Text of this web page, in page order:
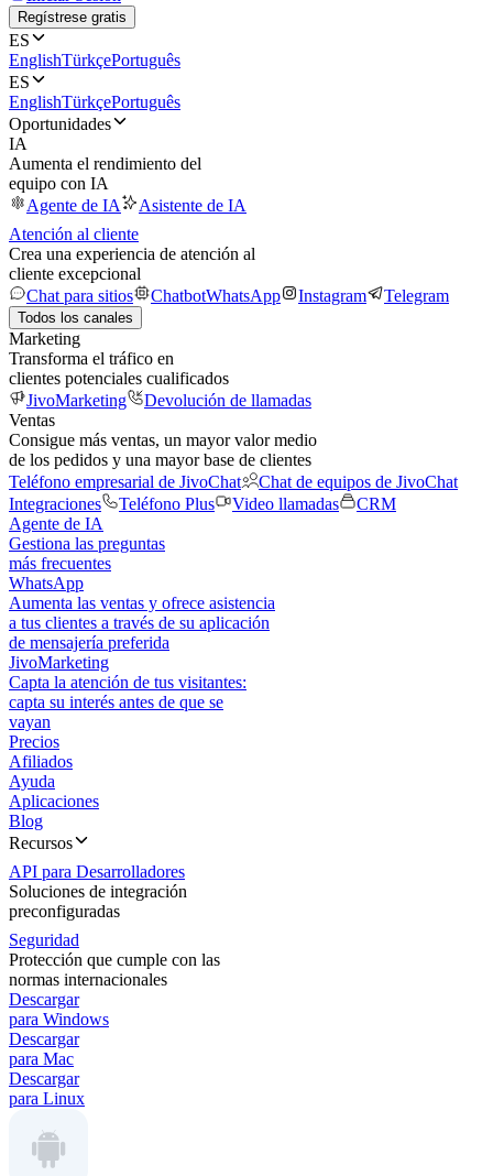
Regístrese gratis
ES
EnglishTürkçePortuguês
ES
EnglishTürkçePortuguês
Oportunidades
IA
Aumenta el rendimiento del
equipo con IA
Agente de IA
Asistente de IA
Atención al cliente
Crea una experiencia de atención al
cliente excepcional
Chat para sitios
ChatbotWhatsApp Instagram Telegram
Todos los canales
Marketing
Transforma el tráfico en
clientes potenciales cualificados
JivoMarketing
Devolución de llamadas
Ventas
Consigue más ventas, un mayor valor medio
de los pedidos y una mayor base de clientes
Teléfono empresarial de JivoChat
Chat de equipos de JivoChat
Integraciones
Teléfono Plus Video llamadas
CRM
Agente de IA
Gestiona las preguntas
más frecuentes
WhatsApp
Aumenta las ventas y ofrece asistencia
a tus clientes a través de su aplicación
de mensajería preferida
JivoMarketing
Capta la atención de tus visitantes:
capta su interés antes de que se
vayan
Precios
Afiliados
Ayuda
Aplicaciones
Blog
Recursos
API para Desarrolladores
Soluciones de integración
preconfiguradas
Seguridad
Protección que cumple con las
normas internacionales
Descargar
para Windows
Descargar
para Mac
Descargar
para Linux